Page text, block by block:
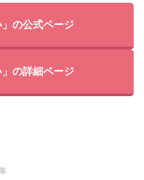
」の公式ページ
」の詳細ページ